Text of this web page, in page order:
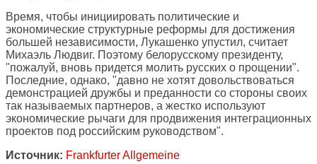
Время, чтобы инициировать политические и
экономические структурные реформы для достижения
большей независимости, Лукашенко упустил, считает
Михаэль Людвиг. Поэтому белорусскому президенту,
"пожалуй, вновь придется молить русских о прощении".
Последние, однако, "давно не хотят довольствоваться
демонстрацией дружбы и преданности со стороны своих
так называемых партнеров, а жестко используют
экономические рычаги для продвижения интеграционных
проектов под российским руководством".
Источник: Frankfurter Allgemeine